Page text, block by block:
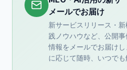
メールでお届け
新サービスリリース・
践ノウハウなど、公開
情報をメールでお届け
に応じて随時、いつでも